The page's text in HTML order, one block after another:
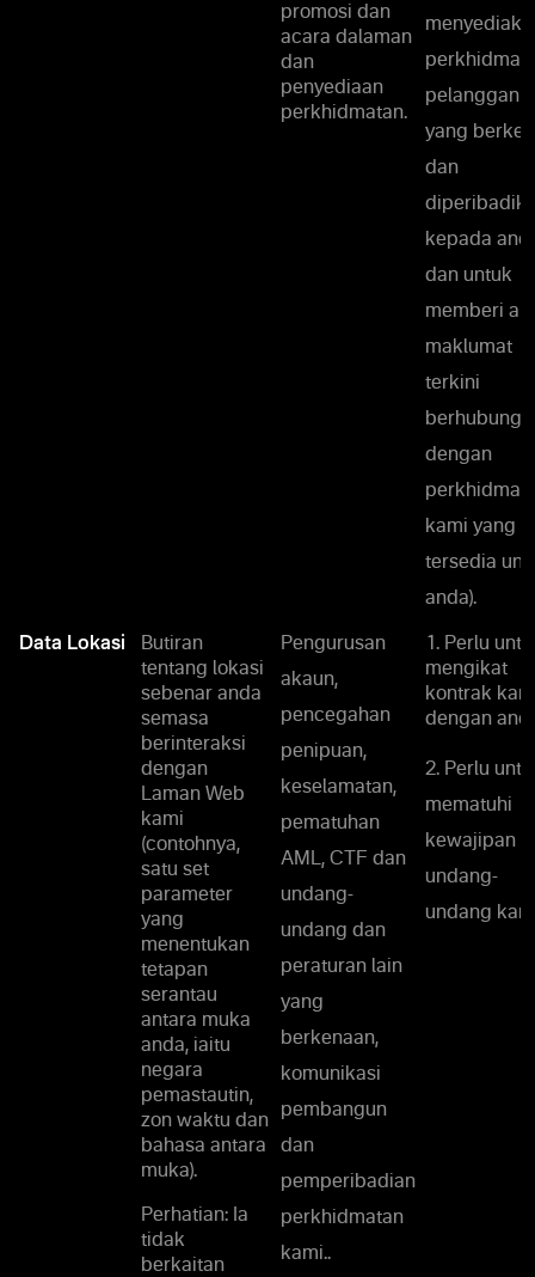
promosi dan
acara dalaman
dan
penyediaan
perkhidmatan.
pelanggan
yang
dan
kepada
dan untuk
memberi
maklumat
terkini
berhubung
dengan
kami yang
tersedia
anda).
Data Lokasi
Butiran
tentang lokasi
sebenar anda
semasa
berinteraksi
dengan
Laman Web
kami
(contohnya,
satu set
parameter
yang
menentukan
tetapan
serantau
antara muka
anda, iaitu
negara
pemastautin,
zon waktu dan
bahasa antara
muka).
Perhatian: Ia
tidak
berkaitan
Pengurusan
akaun,
pencegahan
penipuan,
keselamatan,
pematuhan
AML, CTF dan
undang-
undang dan
peraturan lain
yang
berkenaan,
komunikasi
pembangun
dan
pemperibadian
perkhidmatan
kami..
1. Perlu
mengikat
kontrak
dengan
2. Perlu
mematuhi
kewajipan
undang-
undang